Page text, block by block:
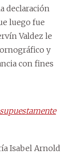
declaración
luego fue
Valdez le
y
con fines
Isabel Arnold